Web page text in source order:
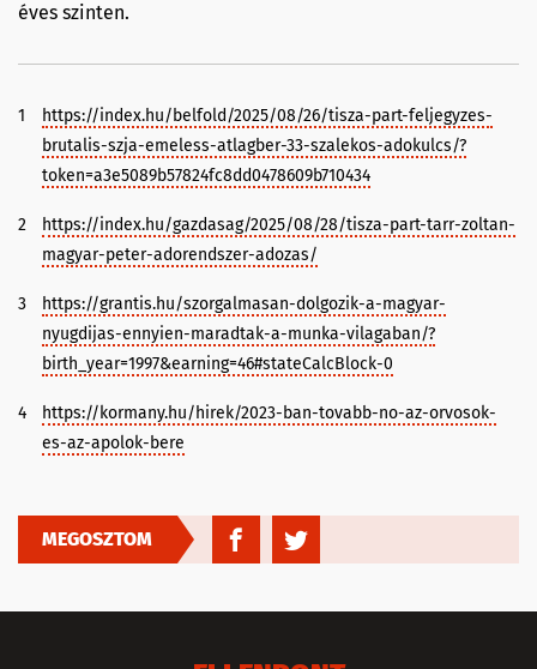
éves szinten.
1
https://index.hu/belfold/2025/08/26/tisza-part-feljegyzes-
brutalis-szja-emeless-atlagber-33-szalekos-adokulcs/?
token=a3e5089b57824fc8dd0478609b710434
2
https://index.hu/gazdasag/2025/08/28/tisza-part-tarr-zoltan-
magyar-peter-adorendszer-adozas/
3
https://grantis.hu/szorgalmasan-dolgozik-a-magyar-
nyugdijas-ennyien-maradtak-a-munka-vilagaban/?
birth_year=1997&earning=46#stateCalcBlock-0
4
https://kormany.hu/hirek/2023-ban-tovabb-no-az-orvosok-
es-az-apolok-bere
MEGOSZTOM